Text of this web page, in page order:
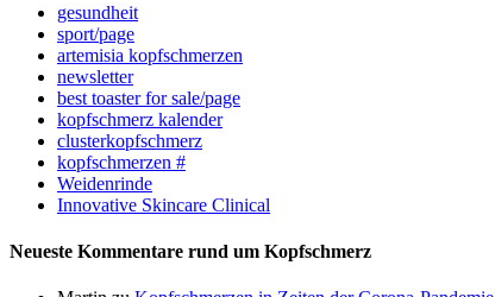
gesundheit
sport/page
artemisia kopfschmerzen
newsletter
best toaster for sale/page
kopfschmerz kalender
clusterkopfschmerz
kopfschmerzen #
Weidenrinde
Innovative Skincare Clinical
Neueste Kommentare rund um Kopfschmerz